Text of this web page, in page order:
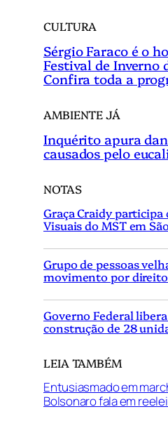
CULTURA
Sérgio Faraco é o
Festival de Inverno
Confira toda a
AMBIENTE JÁ
Inquérito apura
causados pelo
NOTAS
Graça Craidy
Visuais do MST em
Grupo de pessoas
movimento por
Governo Federal
construção de 28
LEIA TAMBÉM
Entusiasmado em
Bolsonaro fala em